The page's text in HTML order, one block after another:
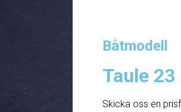
Båtmodell
Taule 23
Skicka oss en